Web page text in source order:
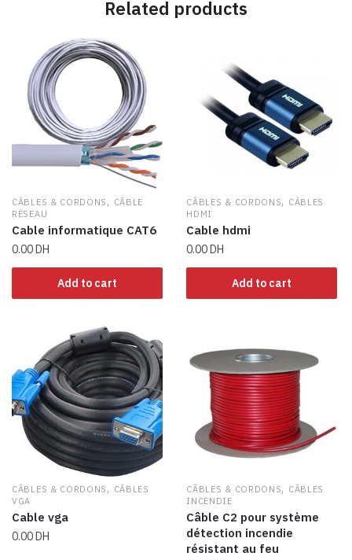
Related products
CÂBLES & CORDONS , CÂBLE
RÉSEAU
Cable informatique CAT6
0.00DH
Add to cart
CÂBLES & CORDONS, CÂBLES
HDMI
Cable hdmi
0.00DH
Add to cart
CÂBLES & CORDONS , CÂBLES
VGA
Cable vga
0.00 DH
CÂBLES & CORDONS, CÂBLES
INCENDIE
Câble C2 pour système
détection incendie
résistant au feu